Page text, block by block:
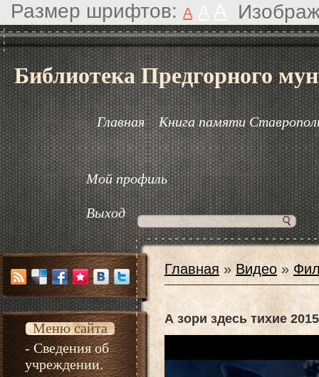
Размер шрифтов: A
Библиотека Предгорного
Главная Книга памяти
Мой профиль
Выход
Меню сайта
- Сведения об
учреждении.
Главная »Видео »
А зори здесь тихие 2015